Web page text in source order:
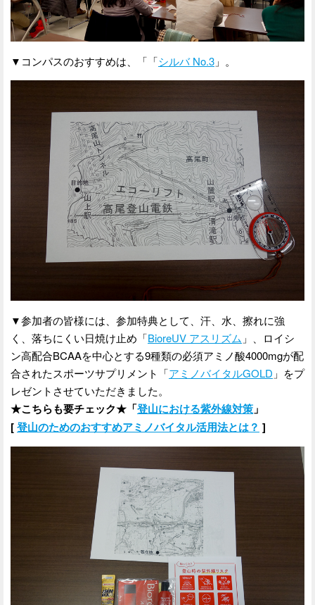
▼コンパスのおすすめは、「「シルバ No.3 」。
▼参加者の皆様には、参加特典として、汗、水、擦れに強
く、落ちにくい日焼け止め「BioreUV アスリズム 」、ロイシ
ン高配合BCAAを中心とする9種類の必須アミノ酸4000mgが配
合されたスポーツサプリメント「アミノバイタルGOLD 」をプ
レゼントさせていただきました。
★こちらも要チェック★「登山における紫外線対策 」
[登山のためのおすすめアミノバイタル活用法とは？ ]